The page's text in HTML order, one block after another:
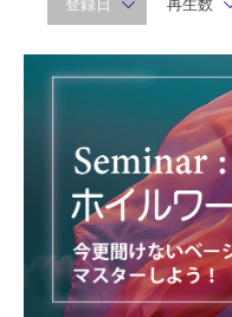
登録日 再生数